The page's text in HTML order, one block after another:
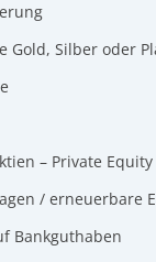
Gold, Silber oder
– Private Equity
/ erneuerbare
Bankguthaben